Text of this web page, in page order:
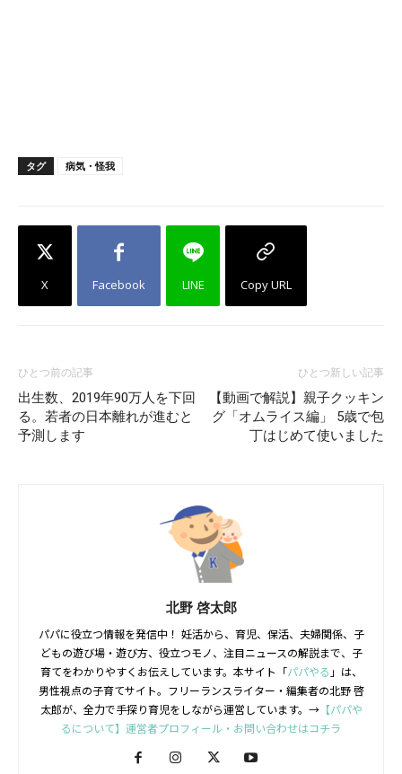
タグ 病気・怪我
X Facebook LINE Copy URL
ひとつ前の記事
出生数、2019年90万人を下回
る。若者の日本離れが進むと
予測します
ひとつ新しい記事
【動画で解説】親子クッキン
グ「オムライス編」 5歳で包
丁はじめて使いました
北野 啓太郎
パパに役立つ情報を発信中！ 妊活から、育児、保活、夫婦関係、子
どもの遊び場・遊び方、役立つモノ、注目ニュースの解説まで、子
育てをわかりやすくお伝えしています。本サイト「パパやる 」は、
男性視点の子育てサイト。フリーランスライター・編集者の北野 啓
太郎が、全力で手探り育児をしながら運営しています。→【パパや
るについて】運営者プロフィール・お問い合わせはコチラ